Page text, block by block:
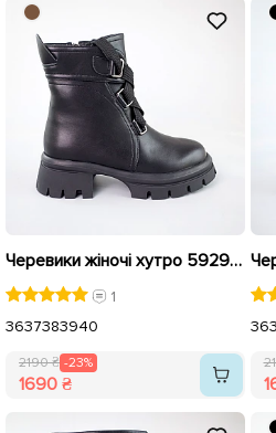
Черевики жіночі хутро 592948 Чорні розпродаж
1
3637383940
2190 ₴ -23%
1690 ₴
36